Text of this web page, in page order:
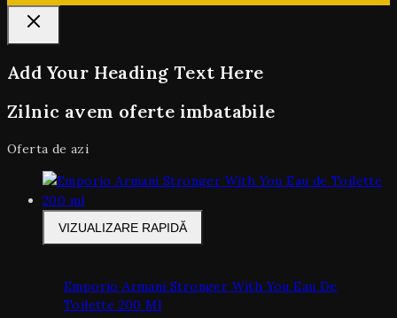
Add Your Heading Text Here
Zilnic avem oferte imbatabile
Oferta de azi
VIZUALIZARE RAPIDĂ
Emporio Armani Stronger With You Eau De
Toilette 200 Ml